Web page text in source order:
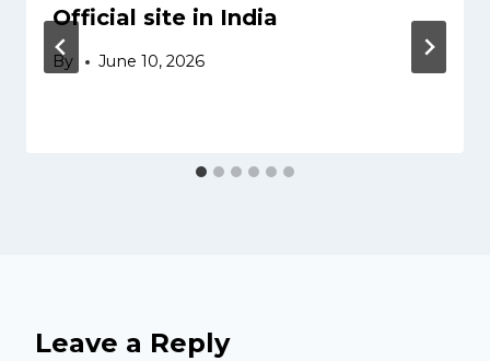
Official site in India
By June 10, 2026
Leave a Reply